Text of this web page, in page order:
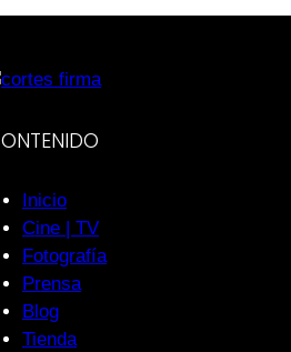
Inicio
Cine | TV
Fotografía
Prensa
Blog
Tienda